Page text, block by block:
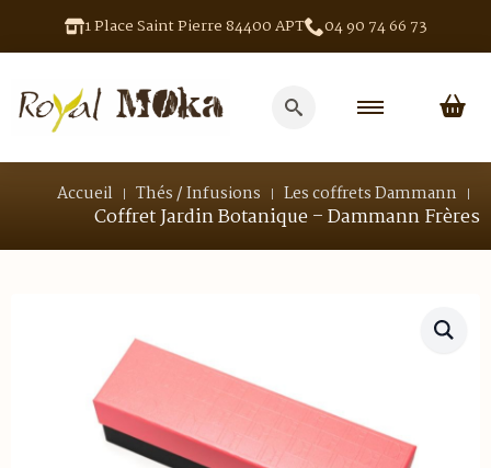
1 Place Saint Pierre 84400 APT 04 90 74 66 73
for:
Accueil Thés / Infusions Les coffrets Dammann
Coffret Jardin Botanique – Dammann Frères